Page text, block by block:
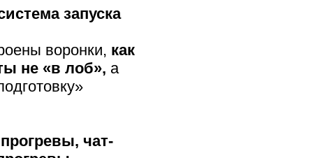
запуска
воронки, как
не «в лоб», а
чат-